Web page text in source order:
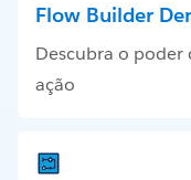
Flow Builder
Descubra o poder
ação